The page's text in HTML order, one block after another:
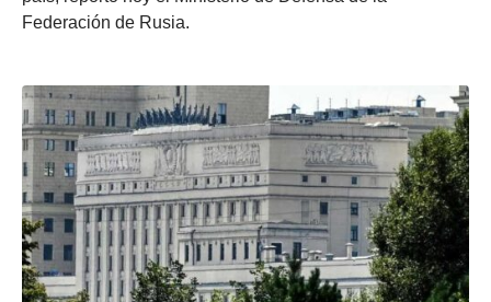
Federación de Rusia.